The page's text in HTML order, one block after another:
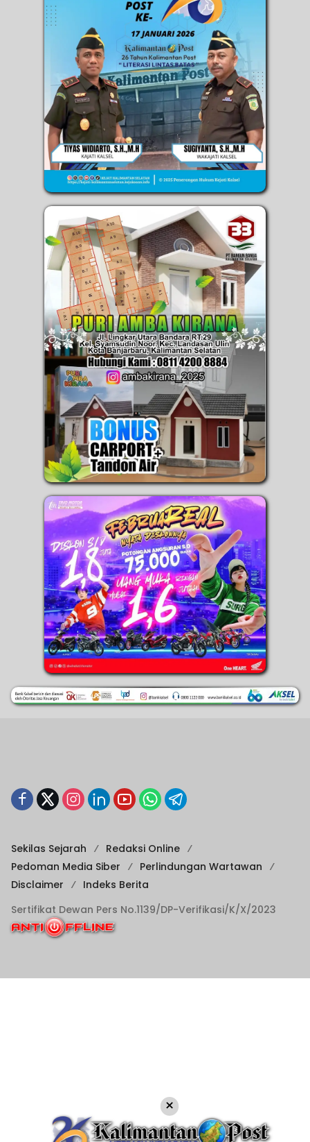
Sekilas Sejarah
Redaksi Online
Pedoman Media Siber
Perlindungan Wartawan
Disclaimer
Indeks Berita
Sertifikat Dewan Pers No.1139/DP-Verifikasi/K/X/2023
×